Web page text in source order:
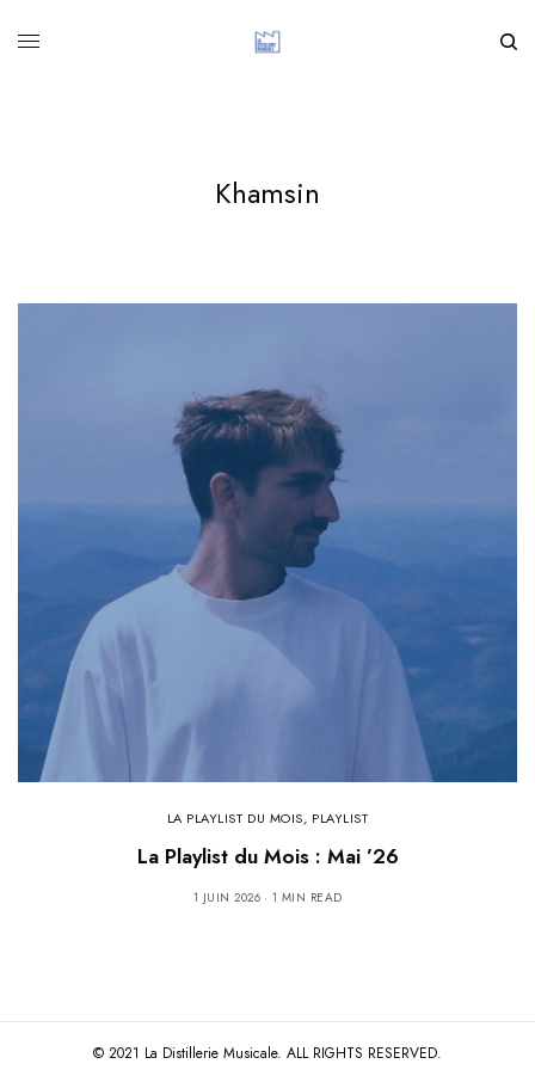
Khamsin
LA PLAYLIST DU MOIS, PLAYLIST
La Playlist du Mois : Mai ’26
1 JUIN 2026 1 MIN READ
© 2021 La Distillerie Musicale. ALL RIGHTS RESERVED.